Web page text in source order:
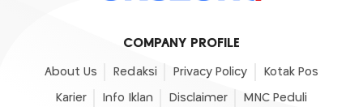
COMPANY PROFILE
About Us Redaksi Privacy Policy Kotak Pos
Karier Info Iklan Disclaimer MNC Peduli